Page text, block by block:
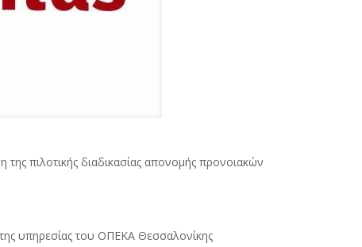
πιλοτικής διαδικασίας απονομής προνοιακών
υπηρεσίας του ΟΠΕΚΑ Θεσσαλονίκης